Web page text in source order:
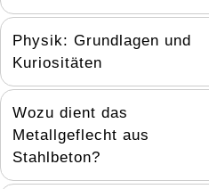
Physik: Grundlagen und
Kuriositäten
Wozu dient das
Metallgeflecht aus
Stahlbeton?